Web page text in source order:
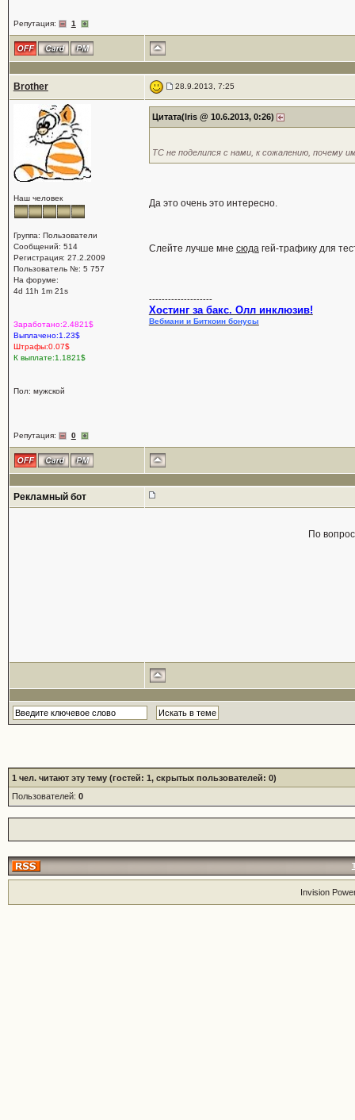
Репутация: 1
Brother 28.9.2013, 7:25
Наш человек
Группа: Пользователи
Сообщений: 514
Регистрация: 27.2.2009
Пользователь №: 5 757
На форуме:
4d 11h 1m 21s
Заработано:2.4821$
Выплачено:1.23$
Штрафы:0.07$
К выплате:1.1821$
Пол: мужской
Репутация: 0
Цитата(Iris @ 10.6.2013, 0:26)
ТС не поделился с нами, к сожалению, почему
Да это очень это интересно.
Слейте лучше мне сюдагей-трафику для
--------------------
Хостинг за бакс. Олл инклюзив!
Вебмани и Биткоин бонусы
Рекламный бот
По
1 чел. читают эту тему (гостей: 1, скрытых пользователей: 0)
Пользователей: 0
Invision